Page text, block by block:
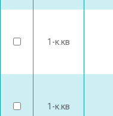
1-к.кв
1-к.кв